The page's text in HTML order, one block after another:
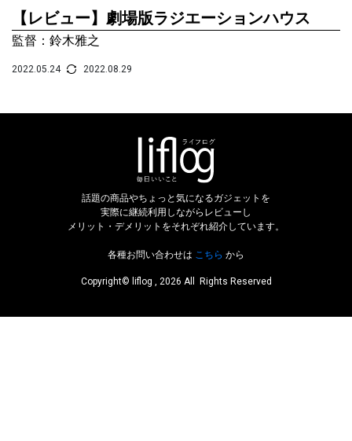
【レビュー】劇場版ラジエーションハウス
監督：鈴木雅之
2022.05.24 2022.08.29
話題の商品やちょっと気になるガジェットを
実際に継続利用しながらレビューし
メリット・デメリットをそれぞれ紹介しています。
各種お問い合わせは こちら から
Copyright© liflog , 2026 All Rights Reserved